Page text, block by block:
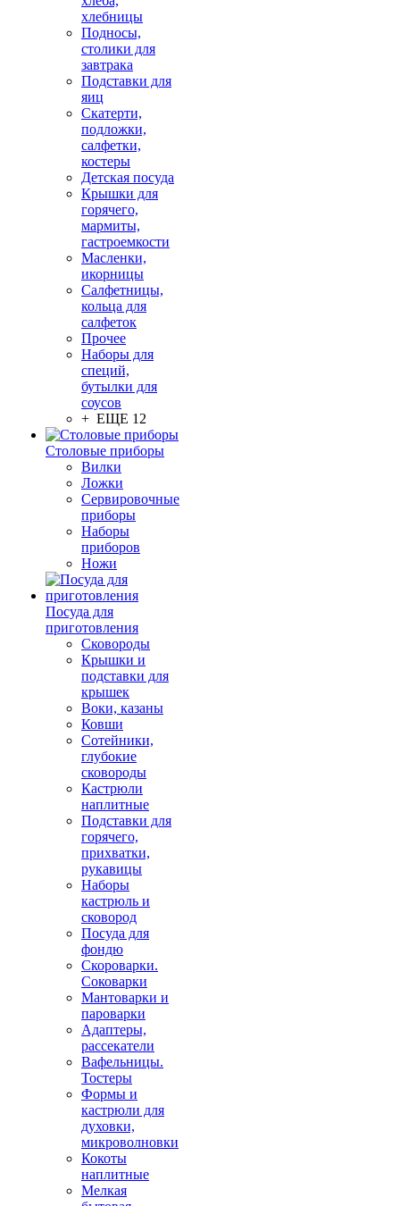
хлебницы
Подносы,
столики для
завтрака
Подставки для
яиц
Скатерти,
подложки,
салфетки,
костеры
Детская посуда
Крышки для
горячего,
мармиты,
гастроемкости
Масленки,
икорницы
Салфетницы,
кольца для
салфеток
Прочее
Наборы для
специй,
бутылки для
соусов
+ ЕЩЕ 12
Столовые приборы
Вилки
Ложки
Сервировочные
приборы
Наборы
приборов
Ножи
Посуда для
приготовления
Сковороды
Крышки и
подставки для
крышек
Воки, казаны
Ковши
Сотейники,
глубокие
сковороды
Кастрюли
наплитные
Подставки для
горячего,
прихватки,
рукавицы
Наборы
кастрюль и
сковород
Посуда для
фондю
Скороварки.
Соковарки
Мантоварки и
пароварки
Адаптеры,
рассекатели
Вафельницы.
Тостеры
Формы и
кастрюли для
духовки,
микроволновки
Кокоты
наплитные
Мелкая